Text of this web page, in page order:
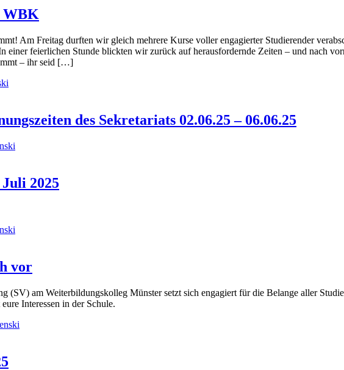
WBK
Am Freitag durften wir gleich mehrere Kurse voller engagierter Studierender
einer feierlichen Stunde blickten wir zurück auf herausfordernde Zeiten – und nach
– ihr seid […]
des Sekretariats 02.06.25 – 06.06.25
2025
vor
(SV) am Weiterbildungskolleg Münster setzt sich engagiert für die Belange aller
Interessen in der Schule.